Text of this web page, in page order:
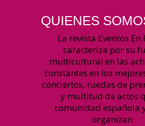
QUIENES
La revista Eventos En
caracteriza por su
multicultural en las
constantes en los
conciertos, ruedas de
y multitud de actos
comunidad española
organizan.